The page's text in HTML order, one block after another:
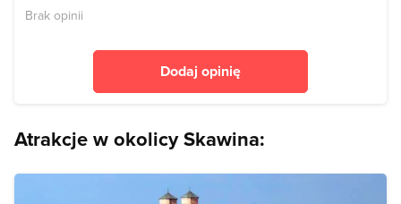
Brak opinii
Dodaj opinię
Atrakcje w okolicy Skawina: